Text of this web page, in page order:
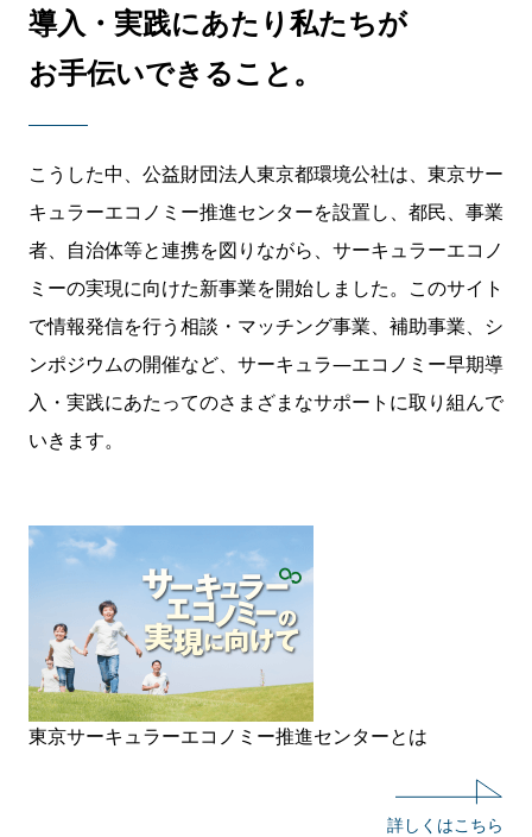
導入・実践にあたり私たちが
お手伝いできること。
こうした中、公益財団法人東京都環境公社は、東京サー
キュラーエコノミー推進センターを設置し、都民、事業
者、自治体等と連携を図りながら、サーキュラーエコノ
ミーの実現に向けた新事業を開始しました。このサイト
で情報発信を行う相談・マッチング事業、補助事業、シ
ンポジウムの開催など、サーキュラ—エコノミー早期導
入・実践にあたってのさまざまなサポートに取り組んで
いきます。
東京サーキュラーエコノミー推進センターとは
詳しくはこちら